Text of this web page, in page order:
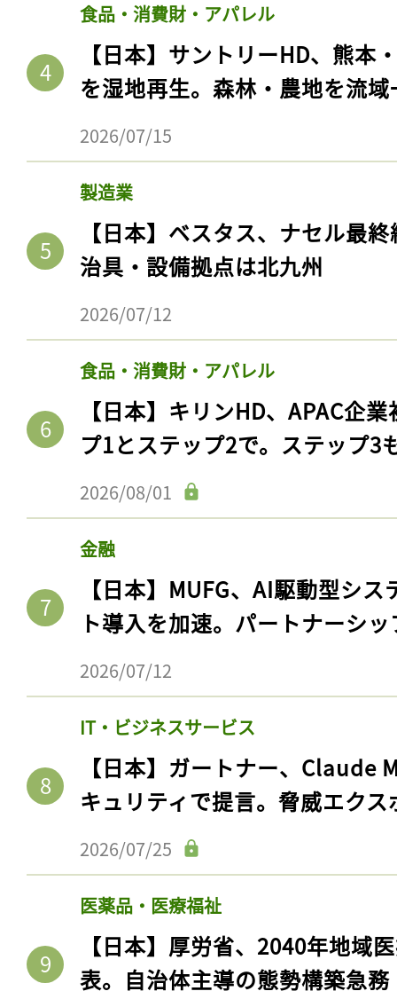
食品・消費財・アパレル
【日本】サントリーHD、熊本
を湿地再生。森林・農地を流
2026/07/15
製造業
【日本】ベスタス、ナセル最
治具・設備拠点は北九州
2026/07/12
食品・消費財・アパレル
【日本】キリンHD、APAC企
プ1とステップ2で。ステップ3
2026/08/01
金融
【日本】MUFG、AI駆動型シ
ト導入を加速。パートナーシ
2026/07/12
IT・ビジネスサービス
【日本】ガートナー、Claude
キュリティで提言。脅威エク
2026/07/25
医薬品・医療福祉
【日本】厚労省、2040年地域
表。自治体主導の態勢構築急務